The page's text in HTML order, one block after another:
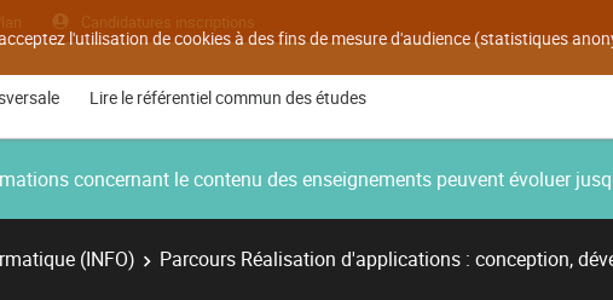
l'utilisation de cookies à des fins de mesure d'audience (statistiques
Candidatures inscriptions
Lire le référentiel commun des études
concernant le contenu des enseignements peuvent évoluer
(INFO)
Parcours Réalisation d'applications : conception,